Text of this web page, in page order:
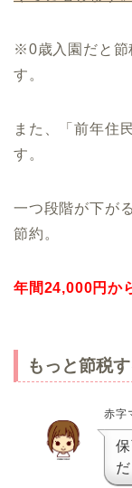
※0歳入園だと節
す。
また、「前年住
す。
一つ段階が下が
節約。
年間24,000円か
もっと節税
赤字